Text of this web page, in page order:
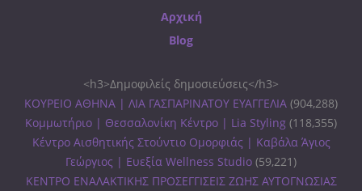
Αρχική
Blog
<h3>Δημοφιλείς δημοσιεύσεις</h3>
ΚΟΥΡΕΙΟ ΑΘΗΝΑ | ΛΙΑ ΓΑΣΠΑΡΙΝΑΤΟΥ ΕΥΑΓΓΕΛΙΑ (904,288)
Κομμωτήριο | Θεσσαλονίκη Κέντρο | Lia Styling (118,355)
Κέντρο Αισθητικής Στούντιο Ομορφιάς | Καβάλα Άγιος
Γεώργιος | Ευεξία Wellness Studio (59,221)
ΚΕΝΤΡΟ ΕΝΑΛΑΚΤΙΚΗΣ ΠΡΟΣΕΓΓΙΣΕΙΣ ΖΩΗΣ ΑΥΤΟΓΝΩΣΙΑΣ